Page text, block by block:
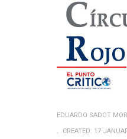
EDUARDO SADOT
CREATED: 17